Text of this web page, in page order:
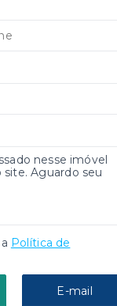
Política de
E-mail